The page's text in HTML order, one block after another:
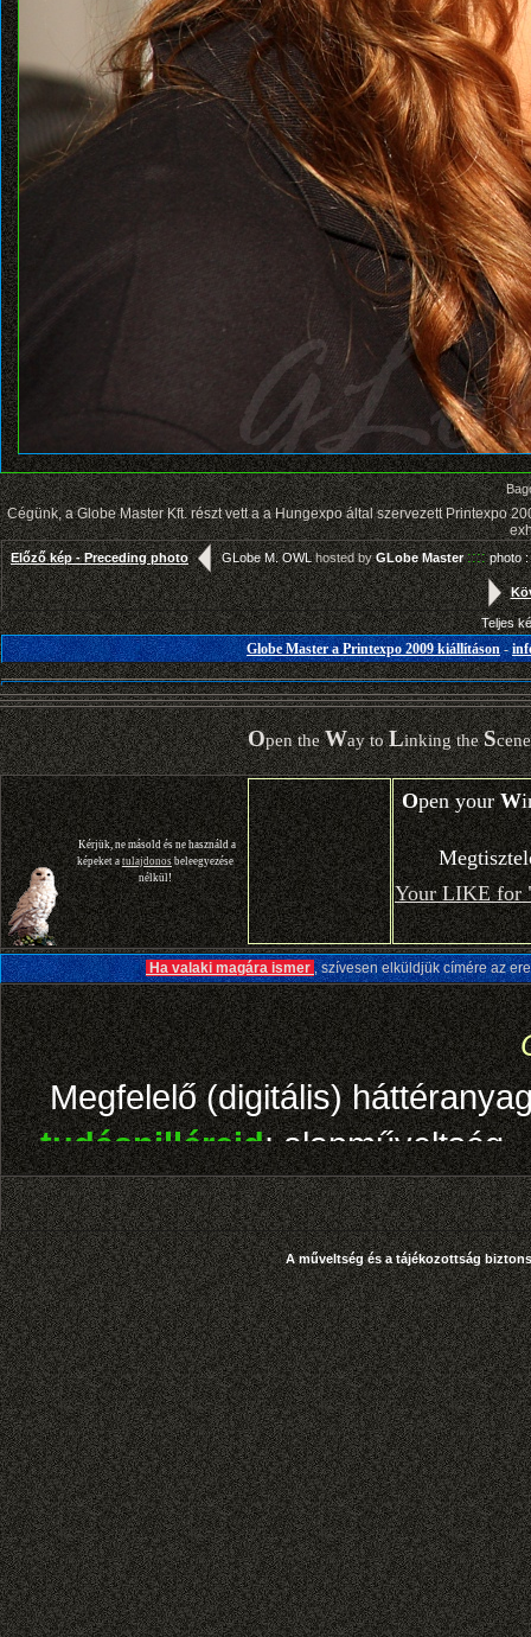
Cégünk, a Globe Master Kft. részt vett a a Hungexpo által szervezett Printexpo
Előző kép - Preceding photo GLobe M. OWL hosted byGLobe Master :::: photo
Teljes
Globe Master a Printexpo 2009 kiállításon-